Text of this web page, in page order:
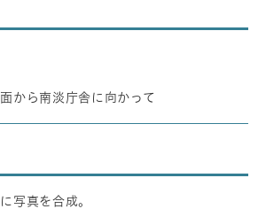
から南淡庁舎に向かって
写真を合成。